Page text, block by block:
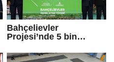
Bahçelievler
Projesi’nde 5 bin